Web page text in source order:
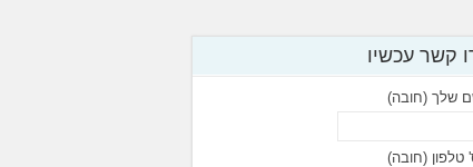
קשר עכשיו
שלך (חובה)
טלפון (חובה)